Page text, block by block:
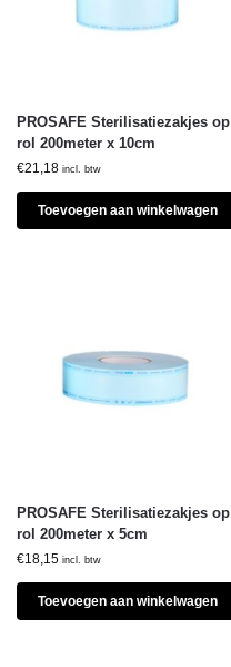
PROSAFE Sterilisatiezakjes op
rol 200meter x 10cm
€21,18 incl. btw
Toevoegen aan winkelwagen
PROSAFE Sterilisatiezakjes op
rol 200meter x 5cm
€18,15 incl. btw
Toevoegen aan winkelwagen